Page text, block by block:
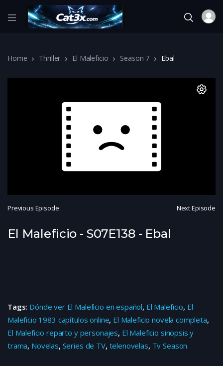
Home Thriller El Maleficio Season 7 Ebal
Previous Episode Next Episode
El Maleficio - S07E138 - Ebal
Tags: Dónde ver El Maleficio en español, El Maleficio, El
Maleficio 1983 capítulos online, El Maleficio novela completa,
El Maleficio reparto y personajes, El Maleficio sinopsis y
trama, Novelas, Series de TV, telenovelas, Tv Season